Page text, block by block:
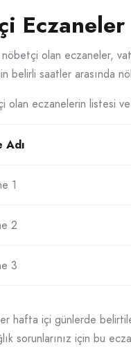
Eczaneler
olan eczaneler,
belirli saatler arasında
eczanelerin listesi ve
Adı
1
2
3
hafta içi günlerde
sorunlarınız için bu